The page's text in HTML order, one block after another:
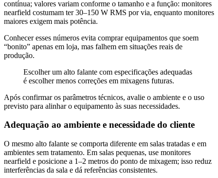
contínua; valores variam conforme o tamanho e a função: monitores
nearfield costumam ter 30–150 W RMS por via, enquanto monitores
maiores exigem mais potência.
Conhecer esses números evita comprar equipamentos que soem
“bonito” apenas em loja, mas falhem em situações reais de
produção.
Escolher um alto falante com especificações adequadas
é escolher menos correções em mixagens futuras.
Após confirmar os parâmetros técnicos, avalie o ambiente e o uso
previsto para alinhar o equipamento às suas necessidades.
Adequação ao ambiente e necessidade do cliente
O mesmo alto falante se comporta diferente em salas tratadas e em
ambientes sem tratamento. Em salas pequenas, use monitores
nearfield e posicione a 1–2 metros do ponto de mixagem; isso reduz
interferências da sala e dá referências consistentes.